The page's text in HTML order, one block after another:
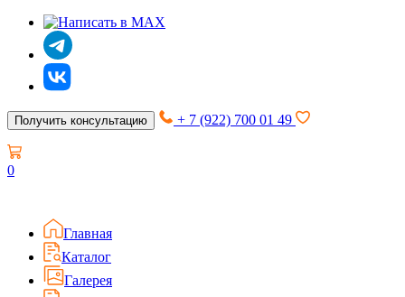
Получить консультацию + 7 (922) 700 01 49
0
Главная
Каталог
Галерея